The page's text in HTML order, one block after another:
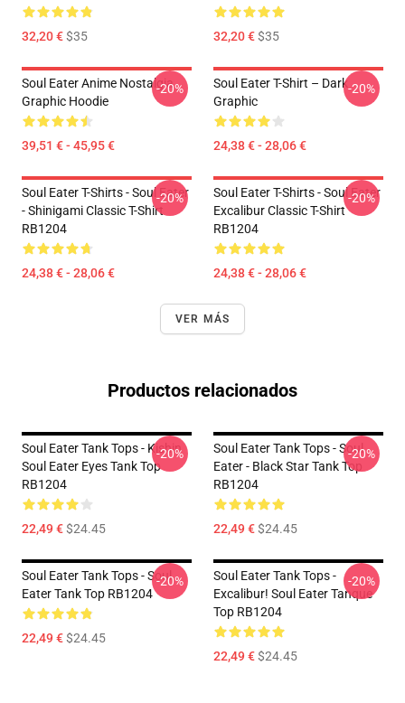
32,20 €$35 32,20 €$35
Soul Eater Anime Nostalgia
Graphic Hoodie
39,51 € - 45,95 €
-20%
Soul Eater T-Shirt – Dark
Graphic
24,38 € - 28,06 €
-20%
Soul Eater T-Shirts - Soul Eater
- Shinigami Classic T-Shirt
RB1204
24,38 € - 28,06 €
-20%
Soul Eater T-Shirts - Soul Eater
Excalibur Classic T-Shirt
RB1204
24,38 € - 28,06 €
-20%
VER MÁS
Productos relacionados
Soul Eater Tank Tops - Kishin
Soul Eater Eyes Tank Top
RB1204
22,49 €$24.45
-20%
Soul Eater Tank Tops - Soul
Eater - Black Star Tank Top
RB1204
22,49 €$24.45
-20%
Soul Eater Tank Tops - Soul
Eater Tank Top RB1204
22,49 €$24.45
-20%
Soul Eater Tank Tops -
Excalibur! Soul Eater Tanque
Top RB1204
22,49 €$24.45
-20%